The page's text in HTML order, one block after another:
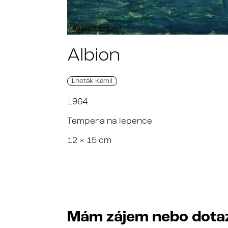
Albion
Lhoták Kamil
1964
Tempera na lepence
12 × 15 cm
Mám zájem nebo